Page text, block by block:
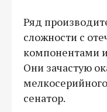
Ряд
сложности с
компонентами
Они зачастую
сенатор.